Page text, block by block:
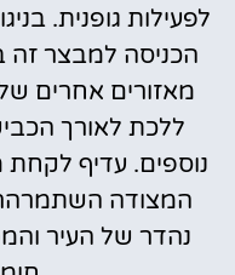
לפעילות גופנית.
הכניסה למבצר זה
מאזורים אחרים
ללכת לאורך
נוספים. עדיף לקחת
המצודה
נהדר של העיר